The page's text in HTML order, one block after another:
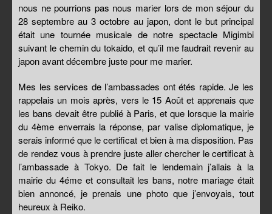
nous ne pourrions pas nous marier lors de mon séjour du
28 septembre au 3 octobre au japon, dont le but principal
était une tournée musicale de notre spectacle Migimbi
suivant le chemin du tokaido, et qu’il me faudrait revenir au
japon avant décembre juste pour me marier.
Mes les services de l’ambassades ont étés rapide. Je les
rappelais un mois après, vers le 15 Août et apprenais que
les bans devait être publié à Paris, et que lorsque la mairie
du 4ème enverrais la réponse, par valise diplomatique, je
serais informé que le certificat et bien à ma disposition. Pas
de rendez vous à prendre juste aller chercher le certificat à
l’ambassade à Tokyo. De fait le lendemain j’allais à la
mairie du 4éme et consultait les bans, notre mariage était
bien annoncé, je prenais une photo que j’envoyais, tout
heureux à Reiko.